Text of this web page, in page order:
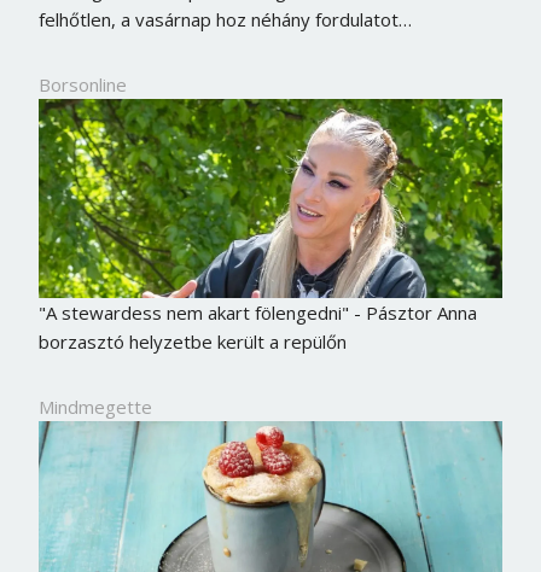
felhőtlen, a vasárnap hoz néhány fordulatot…
Borsonline
"A stewardess nem akart fölengedni" - Pásztor Anna
borzasztó helyzetbe került a repülőn
Mindmegette